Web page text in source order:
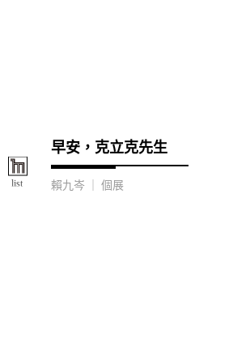
早安，克立克先生
賴九岑 ｜ 個展